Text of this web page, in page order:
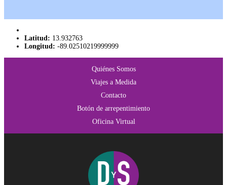
Latitud: 13.932763
Longitud: -89.02510219999999
Quiénes Somos
Viajes a Medida
Contacto
Botón de arrepentimiento
Oficina Virtual